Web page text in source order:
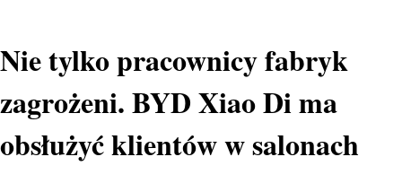
Nie tylko pracownicy fabryk
zagrożeni. BYD Xiao Di ma
obsłużyć klientów w salonach